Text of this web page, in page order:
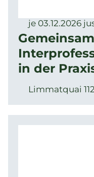
je 03.12.2026
in der
Limmatquai